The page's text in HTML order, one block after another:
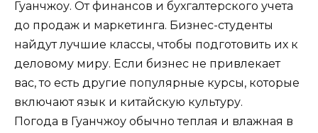
Гуанчжоу. От финансов и бухгалтерского учета
до продаж и маркетинга. Бизнес-студенты
найдут лучшие классы, чтобы подготовить их к
деловому миру. Если бизнес не привлекает
вас, то есть другие популярные курсы, которые
включают язык и китайскую культуру.
Погода в Гуанчжоу обычно теплая и влажная в